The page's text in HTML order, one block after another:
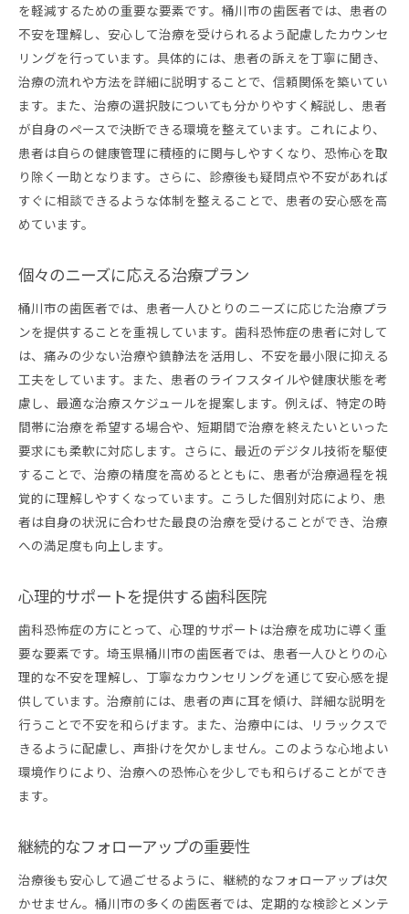
を軽減するための重要な要素です。桶川市の歯医者では、患者の
不安を理解し、安心して治療を受けられるよう配慮したカウンセ
リングを行っています。具体的には、患者の訴えを丁寧に聞き、
治療の流れや方法を詳細に説明することで、信頼関係を築いてい
ます。また、治療の選択肢についても分かりやすく解説し、患者
が自身のペースで決断できる環境を整えています。これにより、
患者は自らの健康管理に積極的に関与しやすくなり、恐怖心を取
り除く一助となります。さらに、診療後も疑問点や不安があれば
すぐに相談できるような体制を整えることで、患者の安心感を高
めています。
個々のニーズに応える治療プラン
桶川市の歯医者では、患者一人ひとりのニーズに応じた治療プラ
ンを提供することを重視しています。歯科恐怖症の患者に対して
は、痛みの少ない治療や鎮静法を活用し、不安を最小限に抑える
工夫をしています。また、患者のライフスタイルや健康状態を考
慮し、最適な治療スケジュールを提案します。例えば、特定の時
間帯に治療を希望する場合や、短期間で治療を終えたいといった
要求にも柔軟に対応します。さらに、最近のデジタル技術を駆使
することで、治療の精度を高めるとともに、患者が治療過程を視
覚的に理解しやすくなっています。こうした個別対応により、患
者は自身の状況に合わせた最良の治療を受けることができ、治療
への満足度も向上します。
心理的サポートを提供する歯科医院
歯科恐怖症の方にとって、心理的サポートは治療を成功に導く重
要な要素です。埼玉県桶川市の歯医者では、患者一人ひとりの心
理的な不安を理解し、丁寧なカウンセリングを通じて安心感を提
供しています。治療前には、患者の声に耳を傾け、詳細な説明を
行うことで不安を和らげます。また、治療中には、リラックスで
きるように配慮し、声掛けを欠かしません。このような心地よい
環境作りにより、治療への恐怖心を少しでも和らげることができ
ます。
継続的なフォローアップの重要性
治療後も安心して過ごせるように、継続的なフォローアップは欠
かせません。桶川市の多くの歯医者では、定期的な検診とメンテ